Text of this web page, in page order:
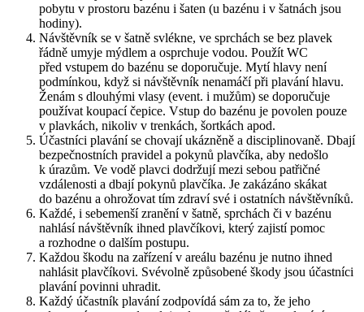
pobytu v prostoru bazénu i šaten (u bazénu i v šatnách jsou
hodiny).
Návštěvník se v šatně svlékne, ve sprchách se bez plavek
řádně umyje mýdlem a osprchuje vodou. Použít WC
před vstupem do bazénu se doporučuje. Mytí hlavy není
podmínkou, když si návštěvník nenamáčí při plavání hlavu.
Ženám s dlouhými vlasy (event. i mužům) se doporučuje
používat koupací čepice. Vstup do bazénu je povolen pouze
v plavkách, nikoliv v trenkách, šortkách apod.
Účastníci plavání se chovají ukázněně a disciplinovaně. Dbají
bezpečnostních pravidel a pokynů plavčíka, aby nedošlo
k úrazům. Ve vodě plavci dodržují mezi sebou patřičné
vzdálenosti a dbají pokynů plavčíka. Je zakázáno skákat
do bazénu a ohrožovat tím zdraví své i ostatních návštěvníků.
Každé, i sebemenší zranění v šatně, sprchách či v bazénu
nahlásí návštěvník ihned plavčíkovi, který zajistí pomoc
a rozhodne o dalším postupu.
Každou škodu na zařízení v areálu bazénu je nutno ihned
nahlásit plavčíkovi. Svévolně způsobené škody jsou účastníci
plavání povinni uhradit.
Každý účastník plavání zodpovídá sám za to, že jeho